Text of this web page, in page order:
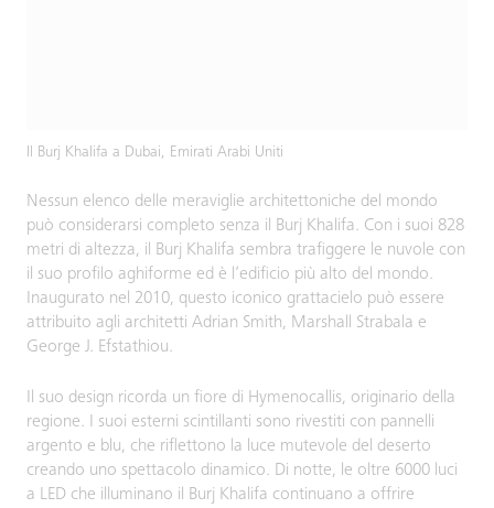
Il Burj Khalifa a Dubai, Emirati Arabi Uniti
Nessun elenco delle meraviglie architettoniche del mondo
può considerarsi completo senza il Burj Khalifa. Con i suoi 828
metri di altezza, il Burj Khalifa sembra trafiggere le nuvole con
il suo profilo aghiforme ed è l’edificio più alto del mondo.
Inaugurato nel 2010, questo iconico grattacielo può essere
attribuito agli architetti Adrian Smith, Marshall Strabala e
George J. Efstathiou.
Il suo design ricorda un fiore di Hymenocallis, originario della
regione. I suoi esterni scintillanti sono rivestiti con pannelli
argento e blu, che riflettono la luce mutevole del deserto
creando uno spettacolo dinamico. Di notte, le oltre 6000 luci
a LED che illuminano il Burj Khalifa continuano a offrire